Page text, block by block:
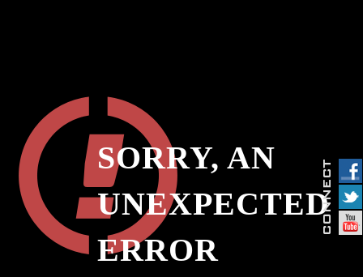
SORRY, AN
UNEXPECTED
ERROR